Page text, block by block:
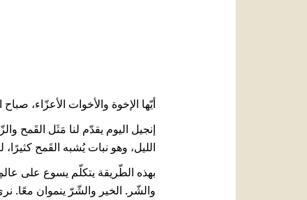
أيّها الإخوة والأخوات الأعزّاء، صباح
الليل، وهو نبات يُشبه القَمح
بهذه الطّريقة يتكلّم يسوع على
والشّر. الخير والشّرّ ينموان معًا.